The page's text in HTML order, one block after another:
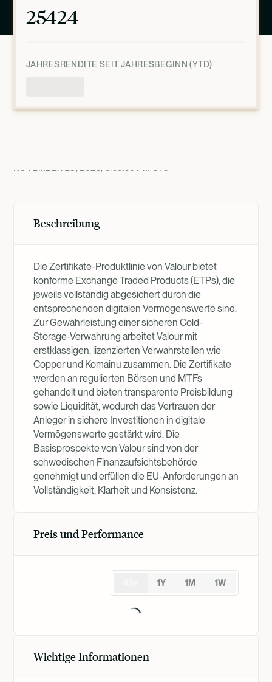
25424
JAHRESRENDITE SEIT JAHRESBEGINN (YTD)
Beschreibung
Die Zertifikate-Produktlinie von Valour bietet
konforme Exchange Traded Products (ETPs), die
jeweils vollständig abgesichert durch die
entsprechenden digitalen Vermögenswerte sind.
Zur Gewährleistung einer sicheren Cold-
Storage-Verwahrung arbeitet Valour mit
erstklassigen, lizenzierten Verwahrstellen wie
Copper und Komainu zusammen. Die Zertifikate
werden an regulierten Börsen und MTFs
gehandelt und bieten transparente Preisbildung
sowie Liquidität, wodurch das Vertrauen der
Anleger in sichere Investitionen in digitale
Vermögenswerte gestärkt wird. Die
Basisprospekte von Valour sind von der
schwedischen Finanzaufsichtsbehörde
genehmigt und erfüllen die EU-Anforderungen an
Vollständigkeit, Klarheit und Konsistenz.
Preis und Performance
1Y 1M 1W
Wichtige Informationen